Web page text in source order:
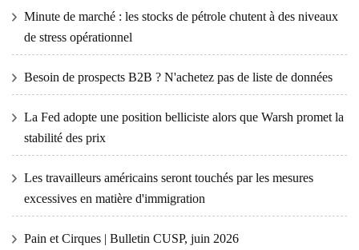
Minute de marché : les stocks de pétrole chutent à des niveaux
de stress opérationnel
Besoin de prospects B2B ? N'achetez pas de liste de données
La Fed adopte une position belliciste alors que Warsh promet la
stabilité des prix
Les travailleurs américains seront touchés par les mesures
excessives en matière d'immigration
Pain et Cirques | Bulletin CUSP, juin 2026